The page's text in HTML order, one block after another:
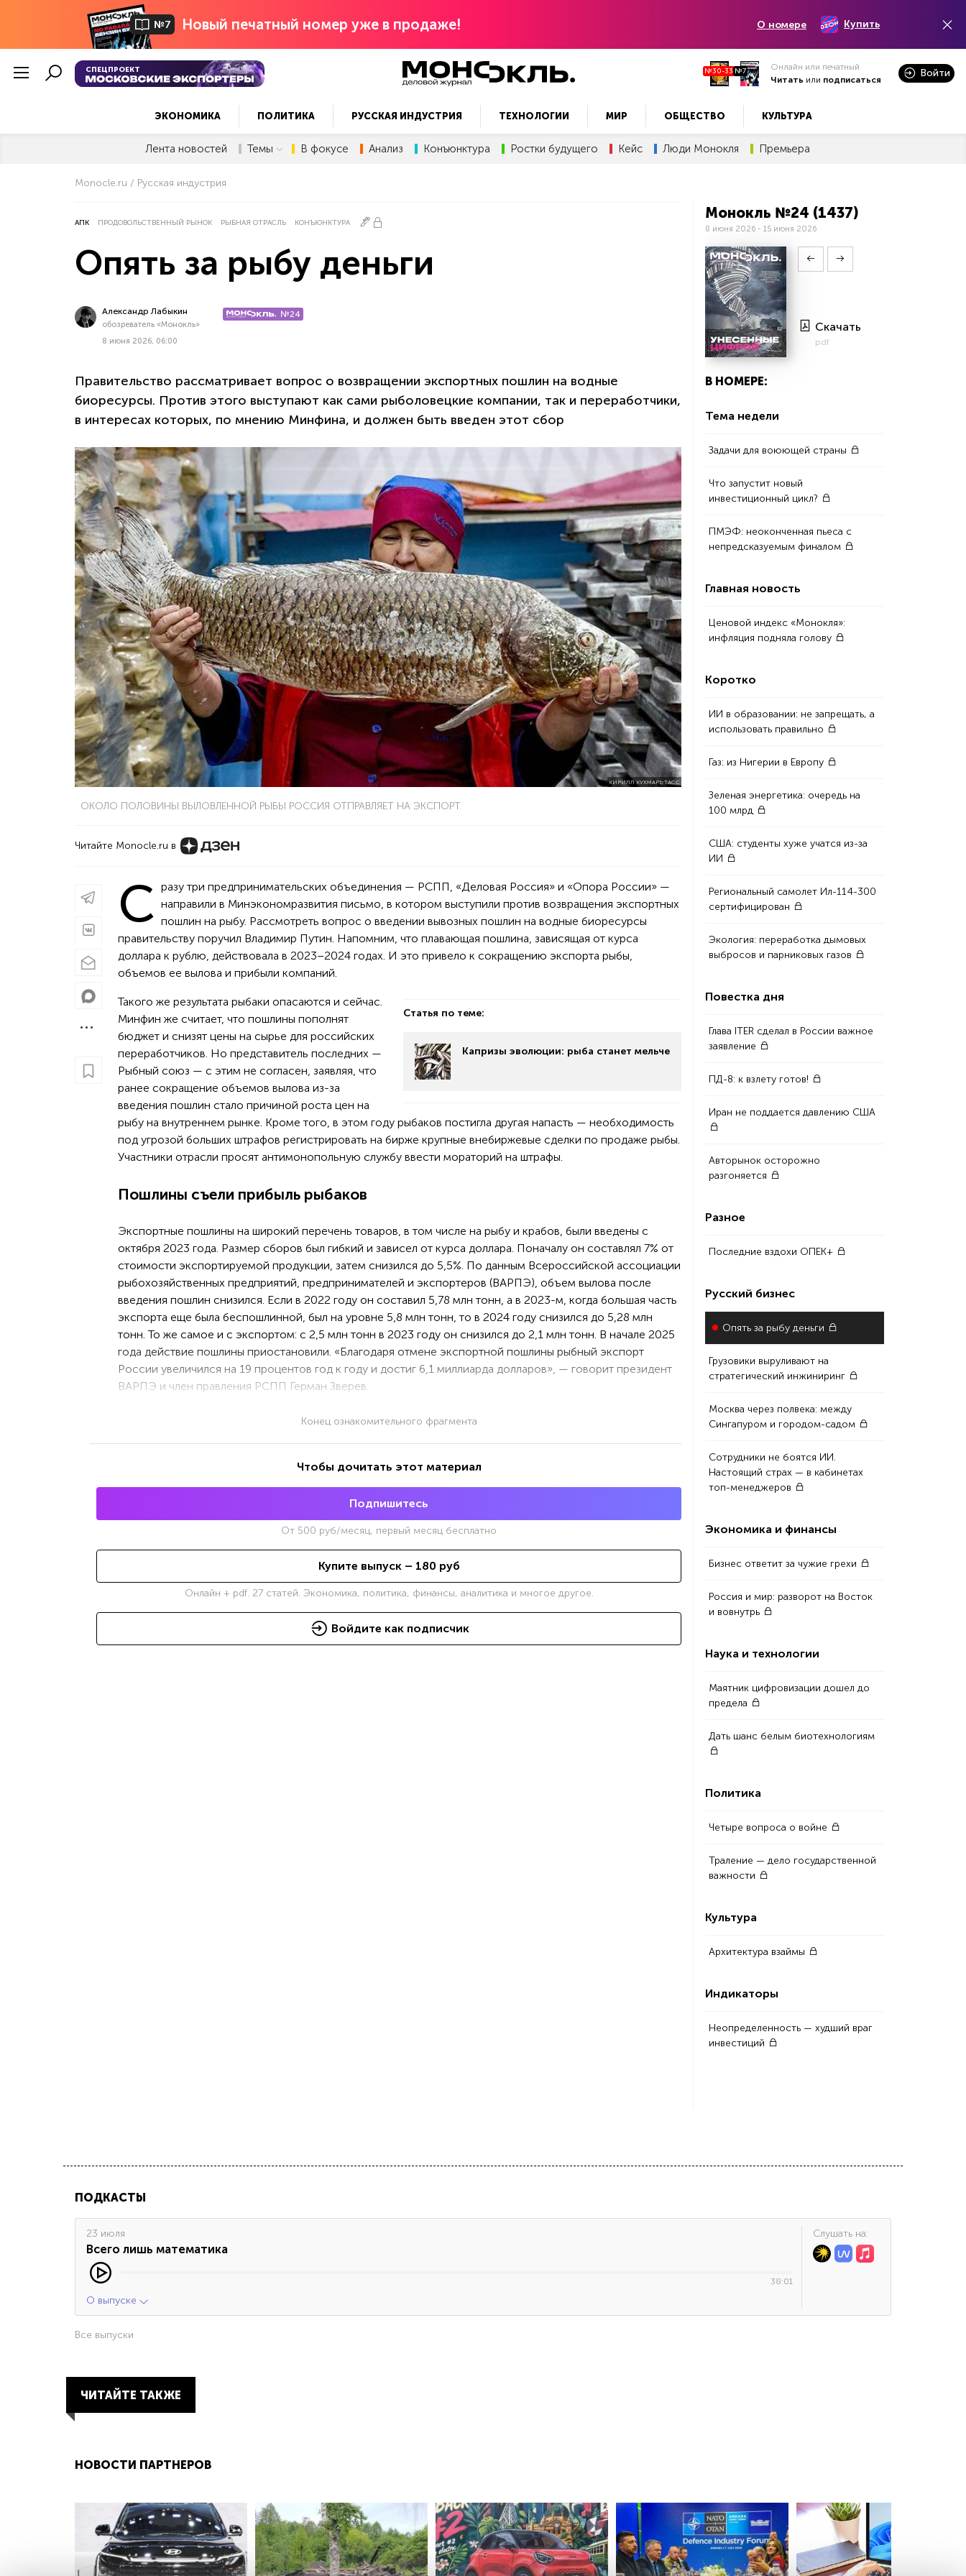
№7 Новый печатный номер уже в продаже! О номере Купить
СПЕЦПРОЕКТ №30-33 №7
Онлайн или печатный
Читать или подписаться
Войти
ЭКОНОМИКА ПОЛИТИКА РУССКАЯ ИНДУСТРИЯ ТЕХНОЛОГИИ МИР ОБЩЕСТВО КУЛЬТУРА
Лента новостей Темы В фокусе Анализ Конъюнктура Ростки будущего Кейс Люди Монокля Премьера
Monocle.ru Русская индустрия
АПК ПРОДОВОЛЬСТВЕННЫЙ РЫНОК РЫБНАЯ ОТРАСЛЬ КОНЪЮНКТУРА
Опять за рыбу деньги
Александр Лабыкин
обозреватель «Монокль»
8 июня 2026, 06:00
№24
Правительство рассматривает вопрос о возвращении экспортных пошлин на водные
биоресурсы. Против этого выступают как сами рыболовецкие компании, так и переработчики,
в интересах которых, по мнению Минфина, и должен быть введен этот сбор
КИРИЛЛ КУХМАРЬ:ТАСС
ОКОЛО ПОЛОВИНЫ ВЫЛОВЛЕННОЙ РЫБЫ РОССИЯ ОТПРАВЛЯЕТ НА ЭКСПОРТ
Читайте Monocle.ru в
С разу три предпринимательских объединения — РСПП, «Деловая Россия» и «Опора России» —
направили в Минэкономразвития письмо, в котором выступили против возвращения экспортных
пошлин на рыбу. Рассмотреть вопрос о введении вывозных пошлин на водные биоресурсы
правительству поручил Владимир Путин. Напомним, что плавающая пошлина, зависящая от курса
доллара к рублю, действовала в 2023–2024 годах. И это привело к сокращению экспорта рыбы,
объемов ее вылова и прибыли компаний.
Статья по теме:
Капризы эволюции: рыба станет мельче
Такого же результата рыбаки опасаются и сейчас.
Минфин же считает, что пошлины пополнят
бюджет и снизят цены на сырье для российских
переработчиков. Но представитель последних —
Рыбный союз — с этим не согласен, заявляя, что
ранее сокращение объемов вылова из-за
введения пошлин стало причиной роста цен на
рыбу на внутреннем рынке. Кроме того, в этом году рыбаков постигла другая напасть — необходимость
под угрозой больших штрафов регистрировать на бирже крупные внебиржевые сделки по продаже рыбы.
Участники отрасли просят антимонопольную службу ввести мораторий на штрафы.
Пошлины съели прибыль рыбаков
Экспортные пошлины на широкий перечень товаров, в том числе на рыбу и крабов, были введены с
октября 2023 года. Размер сборов был гибкий и зависел от курса доллара. Поначалу он составлял 7% от
стоимости экспортируемой продукции, затем снизился до 5,5%. По данным Всероссийской ассоциации
рыбохозяйственных предприятий, предпринимателей и экспортеров (ВАРПЭ), объем вылова после
введения пошлин снизился. Если в 2022 году он составил 5,78 млн тонн, а в 2023-м, когда большая часть
экспорта еще была беспошлинной, был на уровне 5,8 млн тонн, то в 2024 году снизился до 5,28 млн
тонн. То же самое и с экспортом: с 2,5 млн тонн в 2023 году он снизился до 2,1 млн тонн. В начале 2025
года действие пошлины приостановили. «Благодаря отмене экспортной пошлины рыбный экспорт
России увеличился на 19 процентов год к году и достиг 6,1 миллиарда долларов», — говорит президент
ВАРПЭ и член правления РСПП Герман Зверев.
Конец ознакомительного фрагмента
Чтобы дочитать этот материал
Подпишитесь
От 500 руб/месяц, первый месяц бесплатно
Купите выпуск – 180 руб
Онлайн + pdf. 27 статей. Экономика, политика, финансы, аналитика и многое другое.
Войдите как подписчик
Монокль №24 (1437)
8 июня 2026 - 15 июня 2026
Скачать
pdf
В НОМЕРЕ:
Тема недели
Задачи для воюющей страны
Что запустит новый
инвестиционный цикл?
ПМЭФ: неоконченная пьеса с
непредсказуемым финалом
Главная новость
Ценовой индекс «Монокля»:
инфляция подняла голову
Коротко
ИИ в образовании: не запрещать, а
использовать правильно
Газ: из Нигерии в Европу
Зеленая энергетика: очередь на
100 млрд
США: студенты хуже учатся из-за
ИИ
Региональный самолет Ил-114-300
сертифицирован
Экология: переработка дымовых
выбросов и парниковых газов
Повестка дня
Глава ITER сделал в России важное
заявление
ПД-8: к взлету готов!
Иран не поддается давлению США
Авторынок осторожно
разгоняется
Разное
Последние вздохи ОПЕК+
Русский бизнес
Опять за рыбу деньги
Грузовики выруливают на
стратегический инжиниринг
Москва через полвека: между
Сингапуром и городом-садом
Сотрудники не боятся ИИ.
Настоящий страх — в кабинетах
топ-менеджеров
Экономика и финансы
Бизнес ответит за чужие грехи
Россия и мир: разворот на Восток
и вовнутрь
Наука и технологии
Маятник цифровизации дошел до
предела
Дать шанс белым биотехнологиям
Политика
Четыре вопроса о войне
Траление — дело государственной
важности
Культура
Архитектура взаймы
Индикаторы
Неопределенность — худший враг
инвестиций
ПОДКАСТЫ
23 июля
Всего лишь математика
38:01
О выпуске
Cлушать на:
Все выпуски
ЧИТАЙТЕ ТАКЖЕ
НОВОСТИ ПАРТНЕРОВ